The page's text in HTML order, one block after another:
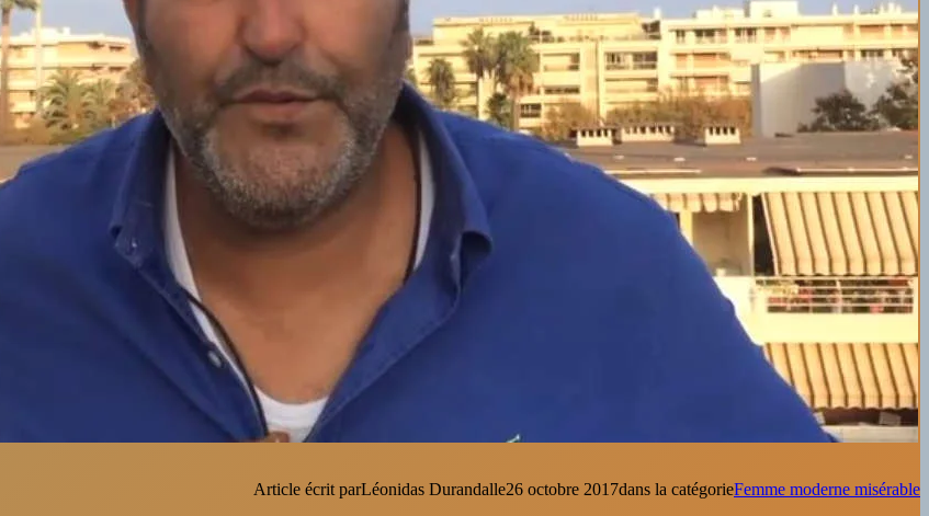
Article écrit parLéonidas Durandalle26 octobre 2017dans la catégorieFemme moderne misérable